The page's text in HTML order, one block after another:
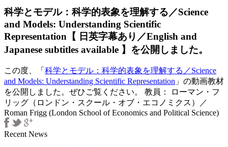
Scientific
Representation【
日
字
幕
あ
り
／
English
and
subtitles
科学とモデル：科学的表象を理解する／Science
and Models: Understanding Scientific
Representation【 日英字幕あり／English and
Japanese subtitles available 】を公開しました。
この度、「 科学とモデル：科学的表象を理解する／Science
and Models: Understanding Scientific Representation 」の動画教材
を公開しました。ぜひご覧ください。 教員： ローマン・フ
リッグ（ロンドン・スクール・オブ・エコノミクス）／
Roman Frigg (London School of Economics and Political Science)
Recent News